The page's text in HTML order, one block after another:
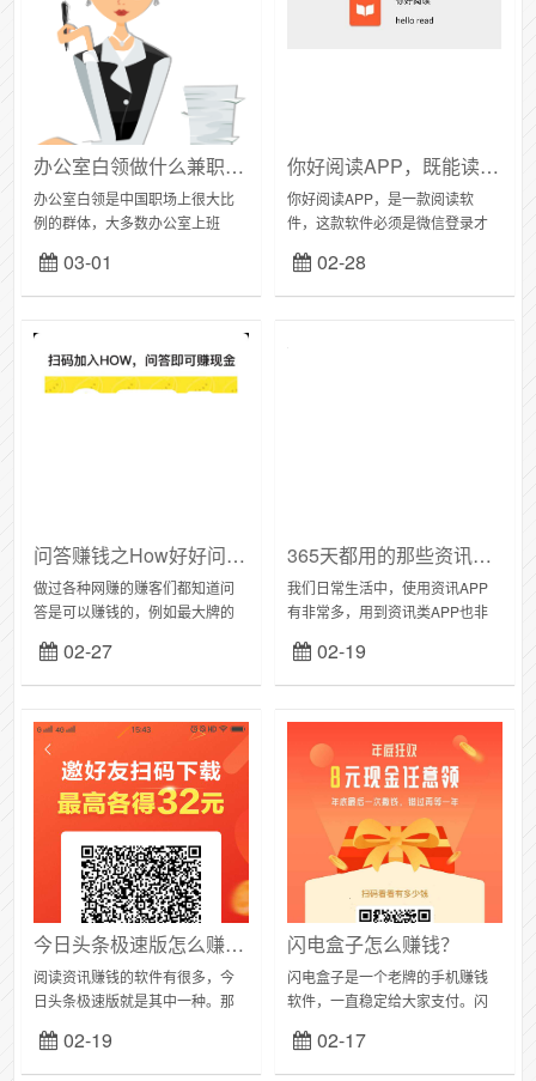
办公室白领做什么兼职好？怎样开源副业？
办公室白领是中国职场上很大比
例的群体，大多数办公室上班
间也比较充裕。但是在这个物价
日益上涨的社会，一份工作的收
03-01
你好阅读APP，既能读书长知识还能手机赚钱
你好阅读APP，是一款阅读软
件，这款软件必须是微信登录才
手机赚钱APP，这个软件可以让
你轻松愉快的赚钱。每一篇文章
02-28
问答赚钱之How好好问答小程序，每天答题发问转零花钱咯！
做过各种网赚的赚客们都知道问
答是可以赚钱的，例如最大牌的
里问答赚钱还是比较少的，但是
很惊喜的发现了最近有个How好
02-27
365天都用的那些资讯APP，你有顺带赚零花吗？
我们日常生活中，使用资讯APP
有非常多，用到资讯类APP也非
是仅仅把它们当做工具，或休闲
娱乐，或吸取知识，另外还有个
02-19
今日头条极速版怎么赚钱，邀请一个好友32元奖励
阅读资讯赚钱的软件有很多，今
日头条极速版就是其中一种。那
这里不点周就跟大家分享：邀请
一个好友挣32元，邀请码
02-19
闪电盒子怎么赚钱？
闪电盒子是一个老牌的手机赚钱
软件，一直稳定给大家支付。闪
的手机赚钱软件，运营公司为北
京流体网络科技有限公司。整体
02-17